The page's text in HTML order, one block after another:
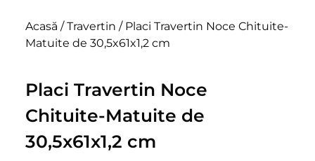
Acasă /Travertin / Placi Travertin Noce Chituite-
Matuite de 30,5x61x1,2 cm
Placi Travertin Noce
Chituite-Matuite de
30,5x61x1,2 cm